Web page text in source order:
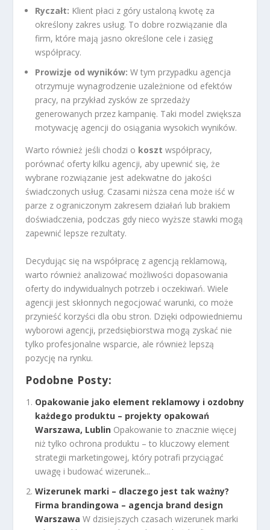
Ryczałt: Klient płaci z góry ustaloną kwotę za
określony zakres usług. To dobre rozwiązanie dla
firm, które mają jasno określone cele i zasięg
współpracy.
Prowizje od wyników: W tym przypadku agencja
otrzymuje wynagrodzenie uzależnione od efektów
pracy, na przykład zysków ze sprzedaży
generowanych przez kampanię. Taki model zwiększa
motywację agencji do osiągania wysokich wyników.
Warto również jeśli chodzi o koszt współpracy,
porównać oferty kilku agencji, aby upewnić się, że
wybrane rozwiązanie jest adekwatne do jakości
świadczonych usług. Czasami niższa cena może iść w
parze z ograniczonym zakresem działań lub brakiem
doświadczenia, podczas gdy nieco wyższe stawki mogą
zapewnić lepsze rezultaty.
Decydując się na współpracę z agencją reklamową,
warto również analizować możliwości dopasowania
oferty do indywidualnych potrzeb i oczekiwań. Wiele
agencji jest skłonnych negocjować warunki, co może
przynieść korzyści dla obu stron. Dzięki odpowiedniemu
wyborowi agencji, przedsiębiorstwa mogą zyskać nie
tylko profesjonalne wsparcie, ale również lepszą
pozycję na rynku.
Podobne Posty:
Opakowanie jako element reklamowy i ozdobny
każdego produktu – projekty opakowań
Warszawa, Lublin Opakowanie to znacznie więcej
niż tylko ochrona produktu – to kluczowy element
strategii marketingowej, który potrafi przyciągać
uwagę i budować wizerunek...
Wizerunek marki – dlaczego jest tak ważny?
Firma brandingowa – agencja brand design
Warszawa W dzisiejszych czasach wizerunek marki